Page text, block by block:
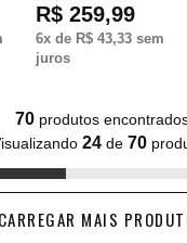
R$ 259,99
6x de R$ 43,33 sem
juros
70produtos
24 de 70
CARREGAR MAIS